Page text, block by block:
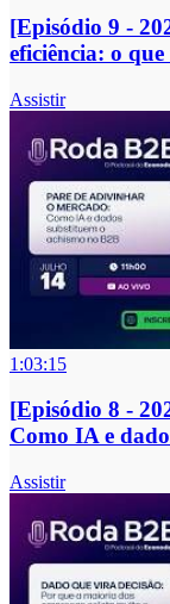
[Episódio 9 -
eficiência: o
Assistir
1:03:15
[Episódio 8 -
Como IA e
Assistir